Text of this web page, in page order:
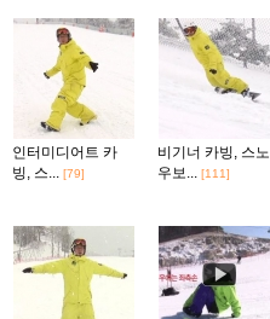
인터미디어트 카
빙, 스... [79]
비기너 카빙, 스노
우보... [111]